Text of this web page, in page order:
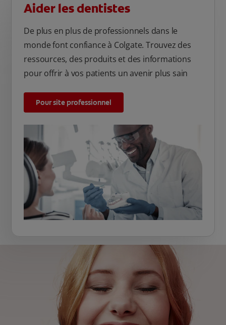
Aider les dentistes
De plus en plus de professionnels dans le
monde font confiance à Colgate. Trouvez des
ressources, des produits et des informations
pour offrir à vos patients un avenir plus sain
Pour site professionnel